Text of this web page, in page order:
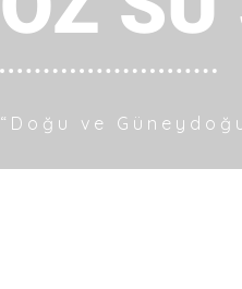
“Doğu ve